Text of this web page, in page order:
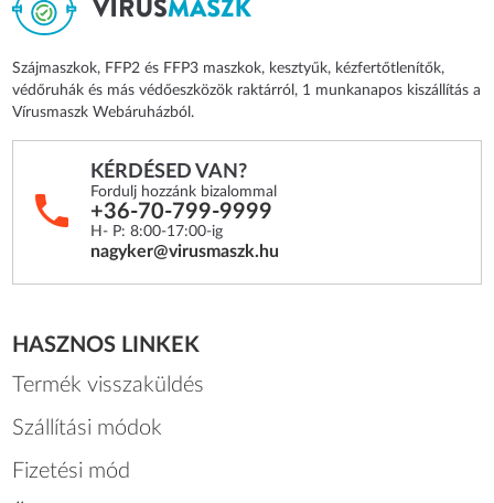
Szájmaszkok, FFP2 és FFP3 maszkok, kesztyűk, kézfertőtlenítők,
védőruhák és más védőeszközök raktárról, 1 munkanapos kiszállítás a
Vírusmaszk Webáruházból.
KÉRDÉSED VAN?
Fordulj hozzánk bizalommal
+36-70-799-9999
H- P: 8:00-17:00-ig
nagyker@virusmaszk.hu
HASZNOS LINKEK
Termék visszaküldés
Szállítási módok
Fizetési mód